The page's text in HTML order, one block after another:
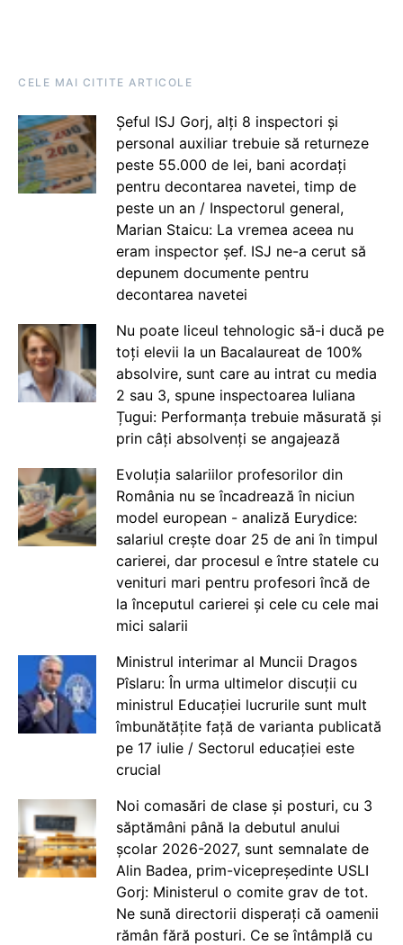
CELE MAI CITITE ARTICOLE
Șeful ISJ Gorj, alți 8 inspectori și
personal auxiliar trebuie să returneze
peste 55.000 de lei, bani acordați
pentru decontarea navetei, timp de
peste un an / Inspectorul general,
Marian Staicu: La vremea aceea nu
eram inspector șef. ISJ ne-a cerut să
depunem documente pentru
decontarea navetei
Nu poate liceul tehnologic să-i ducă pe
toți elevii la un Bacalaureat de 100%
absolvire, sunt care au intrat cu media
2 sau 3, spune inspectoarea Iuliana
Țugui: Performanța trebuie măsurată și
prin câți absolvenți se angajează
Evoluția salariilor profesorilor din
România nu se încadrează în niciun
model european - analiză Eurydice:
salariul crește doar 25 de ani în timpul
carierei, dar procesul e între statele cu
venituri mari pentru profesori încă de
la începutul carierei și cele cu cele mai
mici salarii
Ministrul interimar al Muncii Dragos
Pîslaru: În urma ultimelor discuții cu
ministrul Educației lucrurile sunt mult
îmbunătățite față de varianta publicată
pe 17 iulie / Sectorul educației este
crucial
Noi comasări de clase și posturi, cu 3
săptămâni până la debutul anului
școlar 2026-2027, sunt semnalate de
Alin Badea, prim-vicepreședinte USLI
Gorj: Ministerul o comite grav de tot.
Ne sună directorii disperați că oamenii
rămân fără posturi. Ce se întâmplă cu